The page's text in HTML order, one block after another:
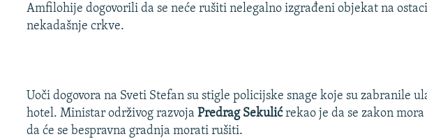
Amfilohije dogovorili da se neće rušiti nelegalno izgrađeni objekat na
nekadašnje crkve.
Uoči dogovora na Sveti Stefan su stigle policijske snage koje su zabranile
hotel. Ministar održivog razvojaPredrag Sekulićrekao je da se zakon
da će se bespravna gradnja morati rušiti.